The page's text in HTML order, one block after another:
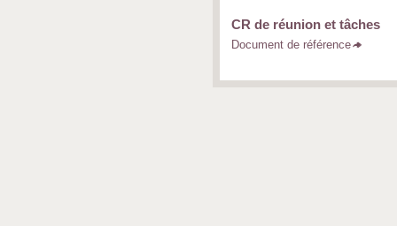
CR de réunion et tâches
Document de référence